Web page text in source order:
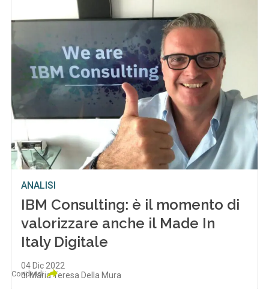
ANALISI
IBM Consulting: è il momento di
valorizzare anche il Made In
Italy Digitale
04 Dic 2022
di Maria Teresa Della Mura
Condividi